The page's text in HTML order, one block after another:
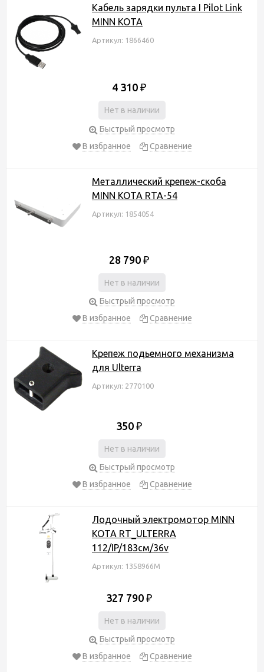
Кабель зарядки пульта I Pilot Link
MINN KOTA
Артикул: 1866460
4 310 ₽
Нет в наличии
Быстрый просмотр
В избранное
Сравнение
Металлический крепеж-скоба
MINN KOTA RTA-54
Артикул: 1854054
28 790 ₽
Нет в наличии
Быстрый просмотр
В избранное
Сравнение
Крепеж подьемного механизма
для Ulterra
Артикул: 2770100
350 ₽
Нет в наличии
Быстрый просмотр
В избранное
Сравнение
Лодочный электромотор MINN
KOTA RT_ULTERRA
112/IP/183см/36v
Артикул: 1358966M
327 790 ₽
Нет в наличии
Быстрый просмотр
В избранное
Сравнение